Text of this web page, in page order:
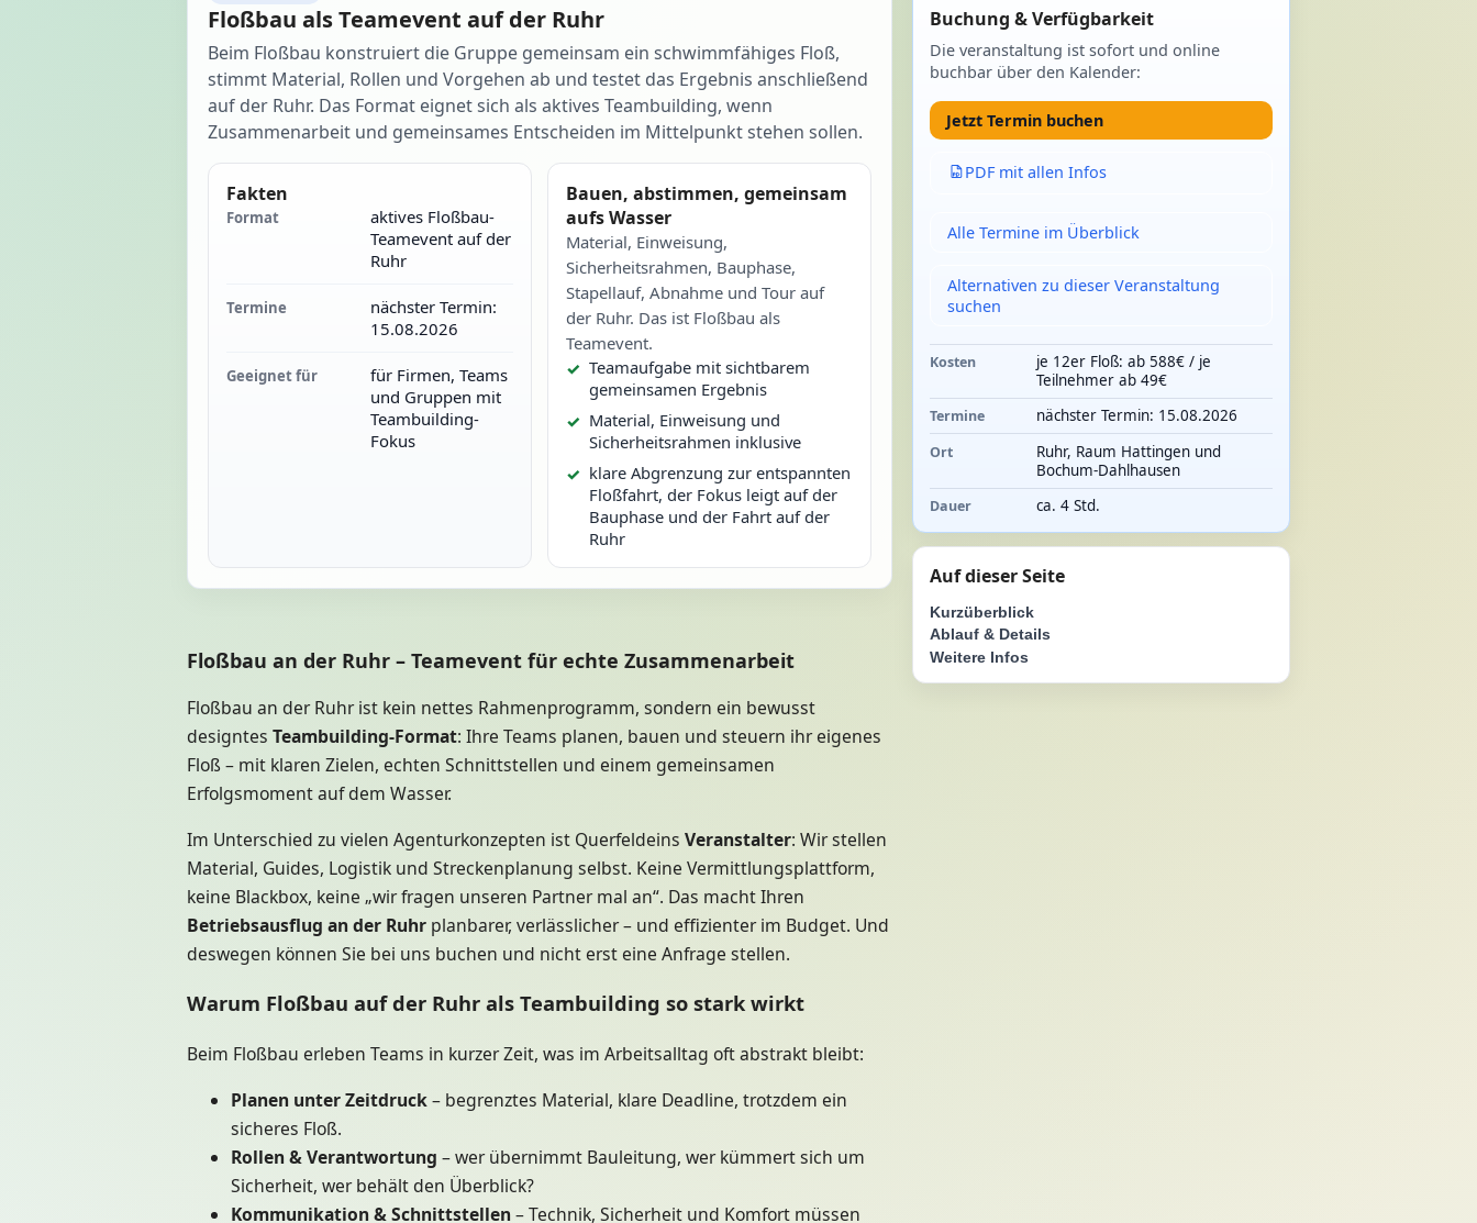
Floßbau als Teamevent auf der Ruhr
Beim Floßbau konstruiert die Gruppe gemeinsam ein schwimmfähiges Floß,
stimmt Material, Rollen und Vorgehen ab und testet das Ergebnis anschließend
auf der Ruhr. Das Format eignet sich als aktives Teambuilding, wenn
Zusammenarbeit und gemeinsames Entscheiden im Mittelpunkt stehen sollen.
Fakten
Format
aktives Floßbau-
Teamevent auf der
Ruhr
Termine
nächster Termin:
15.08.2026
Geeignet für
für Firmen, Teams
und Gruppen mit
Teambuilding-
Fokus
Bauen, abstimmen, gemeinsam
aufs Wasser
Material, Einweisung,
Sicherheitsrahmen, Bauphase,
Stapellauf, Abnahme und Tour auf
der Ruhr. Das ist Floßbau als
Teamevent.
Teamaufgabe mit sichtbarem
gemeinsamen Ergebnis
Material, Einweisung und
Sicherheitsrahmen inklusive
klare Abgrenzung zur entspannten
Floßfahrt, der Fokus leigt auf der
Bauphase und der Fahrt auf der
Ruhr
Floßbau an der Ruhr – Teamevent für echte Zusammenarbeit
Floßbau an der Ruhr ist kein nettes Rahmenprogramm, sondern ein bewusst
designtes Teambuilding-Format: Ihre Teams planen, bauen und steuern ihr eigenes
Floß – mit klaren Zielen, echten Schnittstellen und einem gemeinsamen
Erfolgsmoment auf dem Wasser.
Im Unterschied zu vielen Agenturkonzepten ist Querfeldeins Veranstalter: Wir stellen
Material, Guides, Logistik und Streckenplanung selbst. Keine Vermittlungsplattform,
keine Blackbox, keine „wir fragen unseren Partner mal an“. Das macht Ihren
Betriebsausflug an der Ruhr planbarer, verlässlicher – und effizienter im Budget. Und
deswegen können Sie bei uns buchen und nicht erst eine Anfrage stellen.
Warum Floßbau auf der Ruhr als Teambuilding so stark wirkt
Beim Floßbau erleben Teams in kurzer Zeit, was im Arbeitsalltag oft abstrakt bleibt:
Planen unter Zeitdruck– begrenztes Material, klare Deadline, trotzdem ein
sicheres Floß.
Rollen & Verantwortung – wer übernimmt Bauleitung, wer kümmert sich um
Sicherheit, wer behält den Überblick?
Kommunikation & Schnittstellen– Technik, Sicherheit und Komfort müssen
Buchung & Verfügbarkeit
Die veranstaltung ist sofort und online
buchbar über den Kalender:
Jetzt Termin buchen
PDF mit allen Infos
Alle Termine im Überblick
Alternativen zu dieser Veranstaltung
suchen
Kosten
je 12er Floß: ab 588€ / je
Teilnehmer ab 49€
Termine nächster Termin: 15.08.2026
Ort
Ruhr, Raum Hattingen und
Bochum-Dahlhausen
Dauer ca. 4 Std.
Auf dieser Seite
Kurzüberblick
Ablauf & Details
Weitere Infos